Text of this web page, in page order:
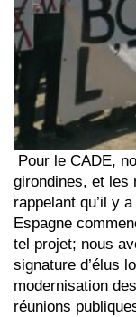
Pour le CADE,
girondines, et les
rappelant qu’il y
Espagne
tel projet; nous
signature d’élus
modernisation
réunions